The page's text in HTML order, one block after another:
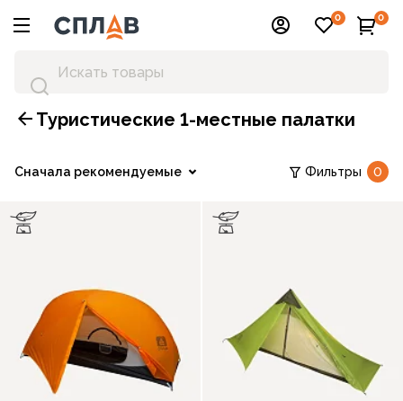
0 0
Туристические 1-местные палатки
Сначала рекомендуемые Фильтры 0